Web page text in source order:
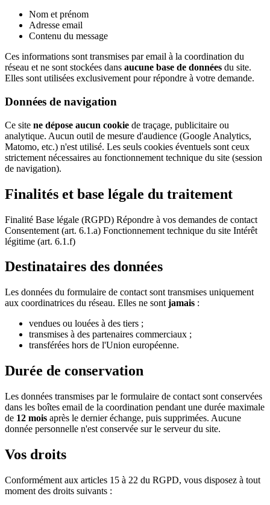
Nom et prénom
Adresse email
Contenu du message
Ces informations sont transmises par email à la coordination du
réseau et ne sont stockées dans aucune base de données du site.
Elles sont utilisées exclusivement pour répondre à votre demande.
Données de navigation
Ce site ne dépose aucun cookie de traçage, publicitaire ou
analytique. Aucun outil de mesure d'audience (Google Analytics,
Matomo, etc.) n'est utilisé. Les seuls cookies éventuels sont ceux
strictement nécessaires au fonctionnement technique du site (session
de navigation).
Finalités et base légale du traitement
Finalité Base légale (RGPD) Répondre à vos demandes de contact
Consentement (art. 6.1.a) Fonctionnement technique du site Intérêt
légitime (art. 6.1.f)
Destinataires des données
Les données du formulaire de contact sont transmises uniquement
aux coordinatrices du réseau. Elles ne sont jamais :
vendues ou louées à des tiers ;
transmises à des partenaires commerciaux ;
transférées hors de l'Union européenne.
Durée de conservation
Les données transmises par le formulaire de contact sont conservées
dans les boîtes email de la coordination pendant une durée maximale
de 12 mois après le dernier échange, puis supprimées. Aucune
donnée personnelle n'est conservée sur le serveur du site.
Vos droits
Conformément aux articles 15 à 22 du RGPD, vous disposez à tout
moment des droits suivants :